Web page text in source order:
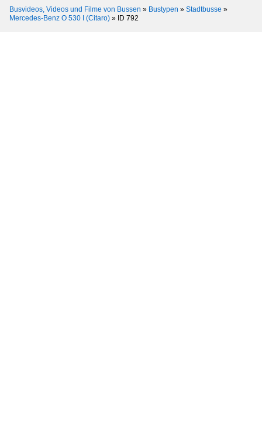
Busvideos, Videos und Filme von Bussen » Bustypen » Stadtbusse »
Mercedes-Benz O 530 I (Citaro) » ID 792